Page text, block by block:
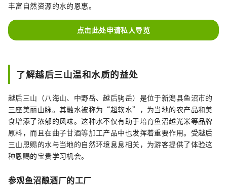
丰富自然资源的水的恩惠。
点击此处申请私人导览
了解越后三山温和水质的益处
越后三山（八海山、中野岳、越后驹岳）是位于新潟县鱼沼市的
三座美丽山脉。其融水被称为“超软水”，为当地的农产品和美
食增添了浓郁的风味。这种水不仅有助于培育鱼沼越光米等品牌
原料，而且在曲子甘酒等加工产品中也发挥着重要作用。受越后
三山恩赐的水与当地的自然环境息息相关，为游客提供了体验这
种恩赐的宝贵学习机会。
参观鱼沼酿酒厂的工厂